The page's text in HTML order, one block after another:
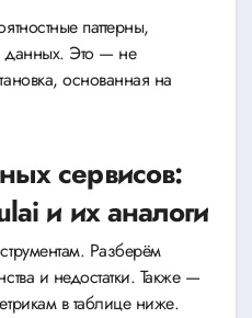
паттерны,
данных. Это — не
основанная на
сервисов:
и их аналоги
Разберём
и недостатки. Также —
в таблице ниже.